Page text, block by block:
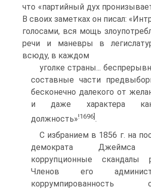
что «партийный дух
В своих заметках он писал:
голосами, вся мощь
речи и маневры в
всюду, в каждом
уголке страны...
составные части
бесконечно далекого от
и даже характера
должность»!1696].
С избранием в 1856 г. на
демократа Джеймса
коррупционные скандалы
Членов его
коррумпированность